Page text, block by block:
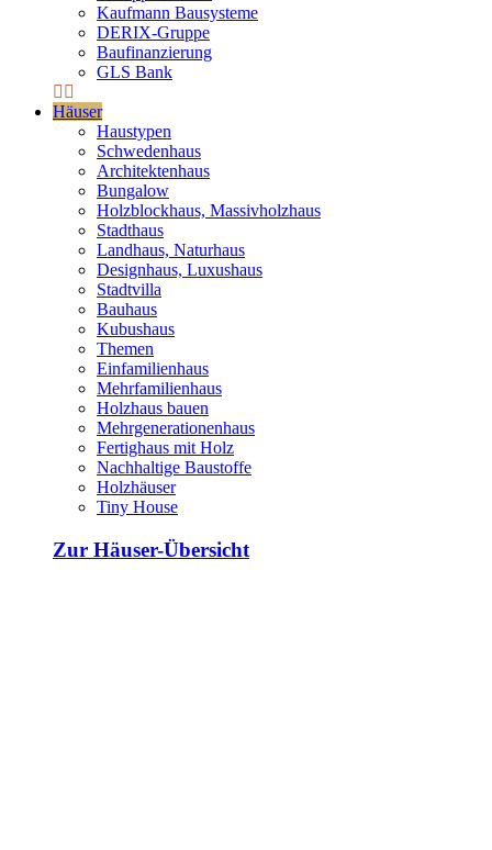
Kaufmann Bausysteme
DERIX-Gruppe
Baufinanzierung
GLS Bank
Häuser
Haustypen
Schwedenhaus
Architektenhaus
Bungalow
Holzblockhaus, Massivholzhaus
Stadthaus
Landhaus, Naturhaus
Designhaus, Luxushaus
Stadtvilla
Bauhaus
Kubushaus
Themen
Einfamilienhaus
Mehrfamilienhaus
Holzhaus bauen
Mehrgenerationenhaus
Fertighaus mit Holz
Nachhaltige Baustoffe
Holzhäuser
Tiny House
Zur Häuser-Übersicht